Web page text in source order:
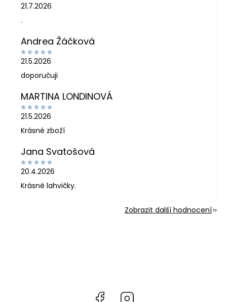
21.7.2026
.
Andrea Žáčková
21.5.2026
doporučuji
MARTINA LONDINOVÁ
21.5.2026
Krásné zboží
Jana Svatošová
20.4.2026
Krásné lahvičky.
Zobrazit další hodnocení
Facebook